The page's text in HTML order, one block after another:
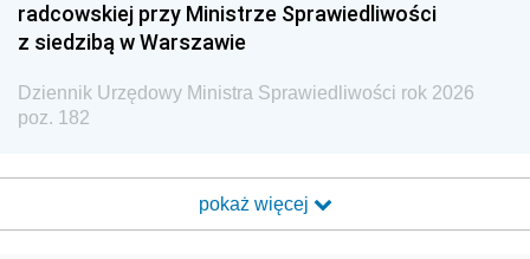
radcowskiej przy Ministrze Sprawiedliwości
z siedzibą w Warszawie
Dziennik Urzędowy Ministra Sprawiedliwości rok 2026
poz. 182
pokaż więcej